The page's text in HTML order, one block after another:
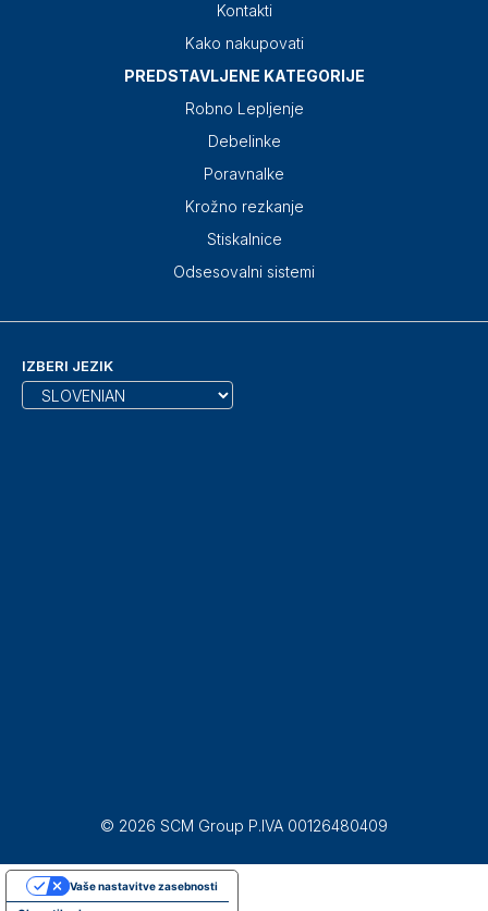
Kontakti
Kako nakupovati
PREDSTAVLJENE KATEGORIJE
Robno Lepljenje
Debelinke
Poravnalke
Krožno rezkanje
Stiskalnice
Odsesovalni sistemi
IZBERI JEZIK
© 2026 SCM Group P.IVA 00126480409
Vaše nastavitve zasebnosti